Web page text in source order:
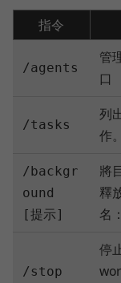
指令
/agents
管
口
/tasks
列
作
/backgr
ound
[提示]
將
釋
名：
/stop
停